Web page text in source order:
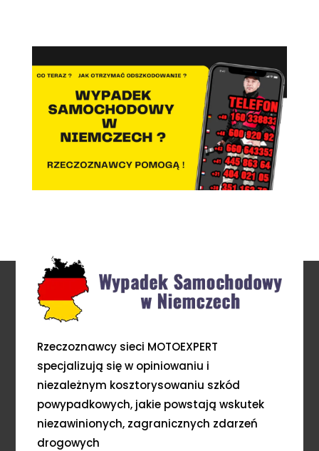
Rzeczoznawcy sieci MOTOEXPERT
specjalizują się w opiniowaniu i
niezależnym kosztorysowaniu szkód
powypadkowych, jakie powstają wskutek
niezawinionych, zagranicznych zdarzeń
drogowych